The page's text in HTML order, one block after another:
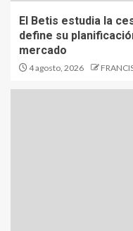
El Betis estudia la
define su
mercado
4 agosto, 2026